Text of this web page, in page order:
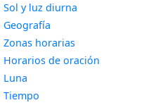
Sol y luz diurna
Geografía
Zonas horarias
Horarios de oración
Luna
Tiempo